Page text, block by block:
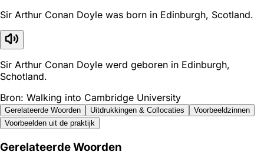
Sir Arthur Conan Doyle was born in Edinburgh, Scotland.
Sir Arthur Conan Doyle werd geboren in Edinburgh,
Schotland.
Bron: Walking into Cambridge University
Gerelateerde Woorden Uitdrukkingen & Collocaties
Voorbeeldzinnen
Voorbeelden uit de praktijk
Gerelateerde Woorden